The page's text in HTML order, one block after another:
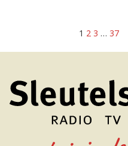
1 2 3 … 37